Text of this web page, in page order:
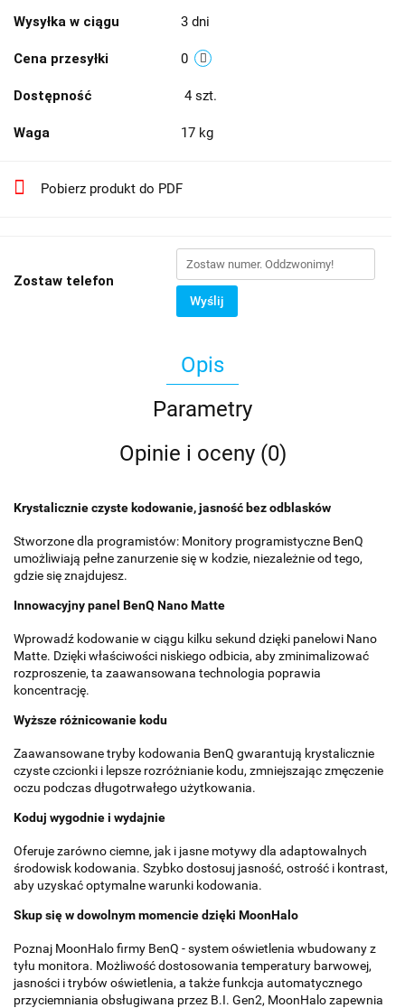
Wysyłka w ciągu 3 dni
Cena przesyłki 0
Dostępność 4 szt.
Waga 17 kg
Pobierz produkt do PDF
Zostaw telefon
Wyślij
Opis
Parametry
Opinie i oceny (0)
Krystalicznie czyste kodowanie, jasność bez odblasków
Stworzone dla programistów: Monitory programistyczne BenQ
umożliwiają pełne zanurzenie się w kodzie, niezależnie od tego,
gdzie się znajdujesz.
Innowacyjny panel BenQ Nano Matte
Wprowadź kodowanie w ciągu kilku sekund dzięki panelowi Nano
Matte. Dzięki właściwości niskiego odbicia, aby zminimalizować
rozproszenie, ta zaawansowana technologia poprawia
koncentrację.
Wyższe różnicowanie kodu
Zaawansowane tryby kodowania BenQ gwarantują krystalicznie
czyste czcionki i lepsze rozróżnianie kodu, zmniejszając zmęczenie
oczu podczas długotrwałego użytkowania.
Koduj wygodnie i wydajnie
Oferuje zarówno ciemne, jak i jasne motywy dla adaptowalnych
środowisk kodowania. Szybko dostosuj jasność, ostrość i kontrast,
aby uzyskać optymalne warunki kodowania.
Skup się w dowolnym momencie dzięki MoonHalo
Poznaj MoonHalo firmy BenQ - system oświetlenia wbudowany z
tyłu monitora. Możliwość dostosowania temperatury barwowej,
jasności i trybów oświetlenia, a także funkcja automatycznego
przyciemniania obsługiwana przez B.I. Gen2, MoonHalo zapewnia